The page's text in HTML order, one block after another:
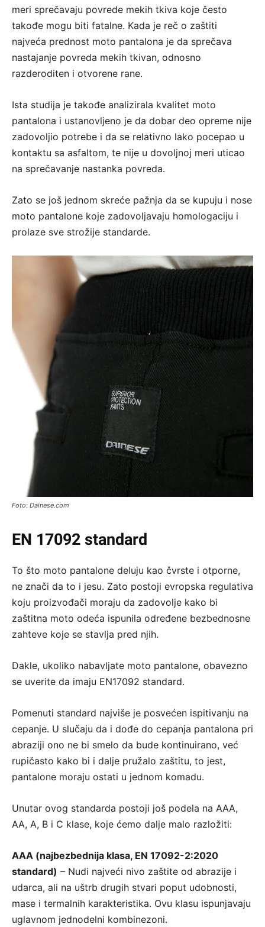
meri sprečavaju povrede mekih tkiva koje često
takođe mogu biti fatalne. Kada je reč o zaštiti
najveća prednost moto pantalona je da sprečava
nastajanje povreda mekih tkivan, odnosno
razderoditen i otvorene rane.
Ista studija je takođe analizirala kvalitet moto
pantalona i ustanovljeno je da dobar deo opreme nije
zadovoljio potrebe i da se relativno lako pocepao u
kontaktu sa asfaltom, te nije u dovoljnoj meri uticao
na sprečavanje nastanka povreda.
Zato se još jednom skreće pažnja da se kupuju i nose
moto pantalone koje zadovoljavaju homologaciju i
prolaze sve strožije standarde.
Foto: Dainese.com
EN 17092 standard
To što moto pantalone deluju kao čvrste i otporne,
ne znači da to i jesu. Zato postoji evropska regulativa
koju proizvođači moraju da zadovolje kako bi
zaštitna moto odeća ispunila određene bezbednosne
zahteve koje se stavlja pred njih.
Dakle, ukoliko nabavljate moto pantalone, obavezno
se uverite da imaju EN17092 standard.
Pomenuti standard najviše je posvećen ispitivanju na
cepanje. U slučaju da i dođe do cepanja pantalona pri
abraziji ono ne bi smelo da bude kontinuirano, već
rupičasto kako bi i dalje pružalo zaštitu, to jest,
pantalone moraju ostati u jednom komadu.
Unutar ovog standarda postoji još podela na AAA,
AA, A, B i C klase, koje ćemo dalje malo razložiti:
AAA (najbezbednija klasa, EN 17092-2:2020
standard) – Nudi najveći nivo zaštite od abrazije i
udarca, ali na uštrb drugih stvari poput udobnosti,
mase i termalnih karakteristika. Ovu klasu ispunjavaju
uglavnom jednodelni kombinezoni.